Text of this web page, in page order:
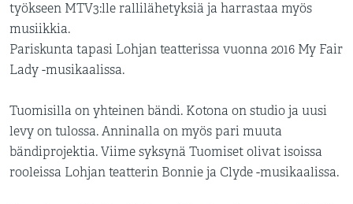
työkseen MTV3:lle rallilähetyksiä ja harrastaa myös
musiikkia.
Pariskunta tapasi Lohjan teatterissa vuonna 2016 My Fair
Lady -musikaalissa.
Tuomisilla on yhteinen bändi. Kotona on studio ja uusi
levy on tulossa. Anninalla on myös pari muuta
bändiprojektia. Viime syksynä Tuomiset olivat isoissa
rooleissa Lohjan teatterin Bonnie ja Clyde -musikaalissa.